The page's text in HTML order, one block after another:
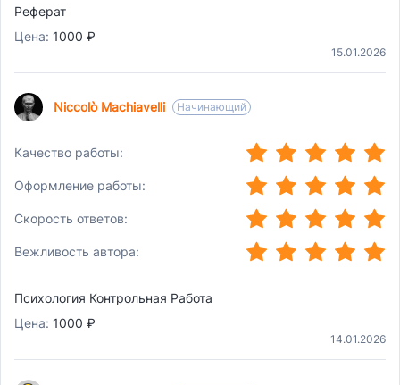
15.01.2026
Реферат
Цена: 1000 ₽
14.01.2026
Niccolò Machiavelli Начинающий
Качество работы: (*)(*) (*) (*) (*)
Оформление работы: (*)(*) (*) (*) (*)
Скорость ответов: (*)(*) (*) (*) (*)
Вежливость автора: (*)(*) (*) (*) (*)
Психология Контрольная Работа
Цена: 1000 ₽